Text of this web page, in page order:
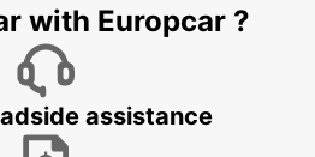
with Europcar ?
assistance